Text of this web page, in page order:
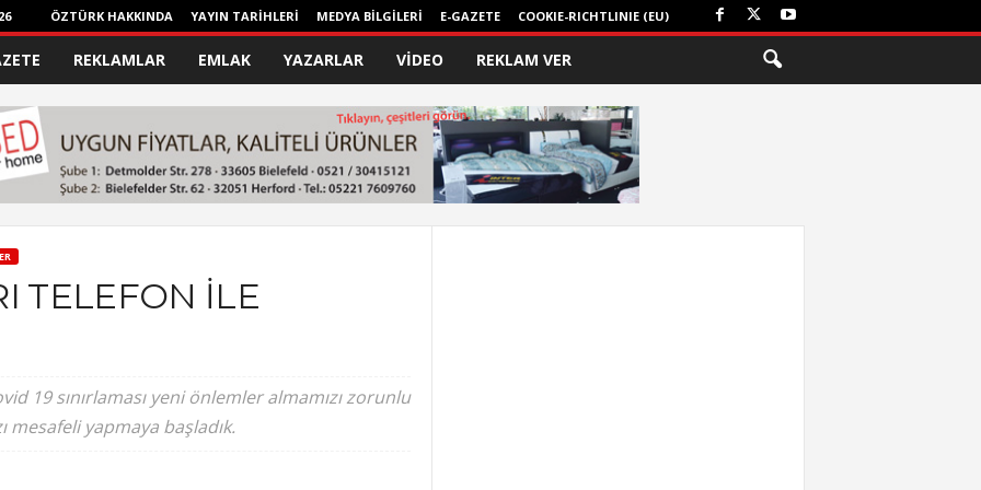
ÖZTÜRK HAKKINDA YAYIN TARİHLERİ MEDYA BİLGİLERİ E-GAZETE COOKIE-RICHTLINIE (EU)
REKLAMLAR EMLAK YAZARLAR VİDEO REKLAM VER
TELEFON İLE
19 sınırlaması yeni önlemler almamızı zorunlu
mesafeli yapmaya başladık.